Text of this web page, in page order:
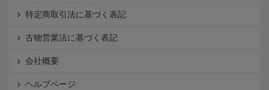
特定商取引法に基づく表記
古物営業法に基づく表記
会社概要
ヘルプページ